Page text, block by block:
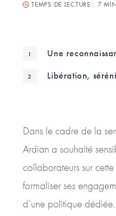
TEMPS DE LECTURE : 7
Une
Libération,
Dans le cadre de la
Ardian a souhaité
collaborateurs sur
formaliser ses
d’une politique dédiée.